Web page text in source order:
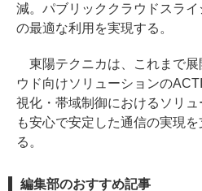
減。パブリッククラウドスラ
の最適な利用を実現する。
東陽テクニカは、これまで展
ウド向けソリューションの
視化・帯域制御におけるソリ
も安心で安定した通信の実現
る。
編集部のおすすめ記事